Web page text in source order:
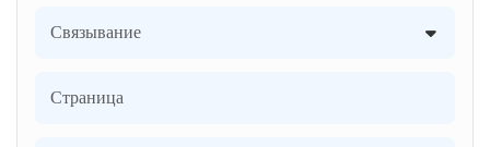
Связывание
Страница